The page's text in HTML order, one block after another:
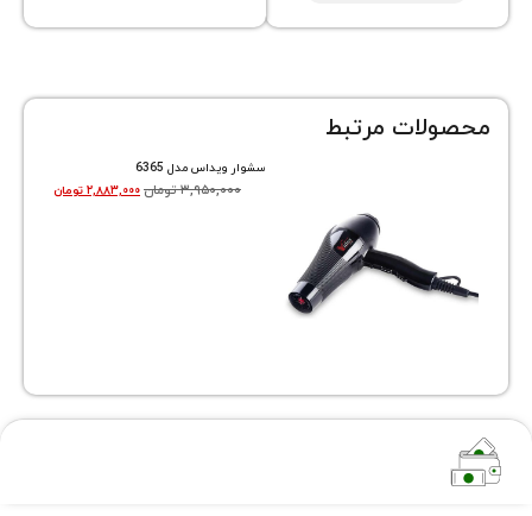
مرتبط
سشوار ویداس مدل 6365
تومان ۲,۸۸۳,۰۰۰ تومان